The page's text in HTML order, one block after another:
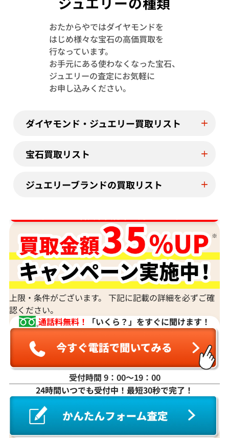
Pt･Pm900 トルマリン・ダイヤモンド
1.13・D0.08ct
参考買取価格
2026年7月11日時点
122,000
おたからやではダイヤモンドを
はじめ様々な宝石の高価買取を
行なっています。
お手元にある使わなくなった宝石、
ジュエリーの査定にお気軽に
お申し込みください。
ダイヤモンド・ジュエリー買取リスト
宝石買取リスト
ジュエリーブランドの買取リスト
上限・条件がございます。 下記に記載の詳細を必ずご確
認ください。
通話料無料！
「いくら？」をすぐに聞けます！
受付時間 9：00〜19：00
24時間いつでも受付中！最短30秒で完了！